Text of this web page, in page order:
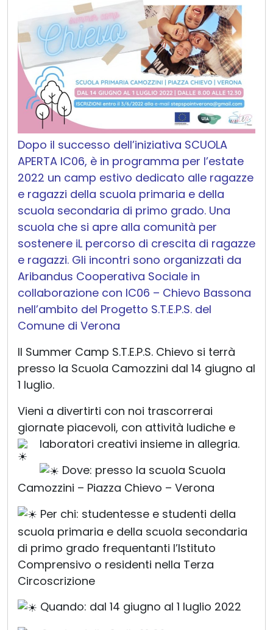
Dopo il successo dell’iniziativa SCUOLA
APERTA IC06, è in programma per l’estate
2022 un camp estivo dedicato alle ragazze
e ragazzi della scuola primaria e della
scuola secondaria di primo grado. Una
scuola che si apre alla comunità per
sostenere iL percorso di crescita di ragazze
e ragazzi. Gli incontri sono organizzati da
Aribandus Cooperativa Sociale in
collaborazione con IC06 – Chievo Bassona
nell’ambito del Progetto S.T.E.P.S. del
Comune di Verona
Il Summer Camp S.T.E.P.S. Chievo si terrà
presso la Scuola Camozzini dal 14 giugno al
1 luglio.
Vieni a divertirti con noi trascorrerai
giornate piacevoli, con attività ludiche e
laboratori creativi insieme in allegria.
Dove: presso la scuola Scuola
Camozzini – Piazza Chievo – Verona
Per chi: studentesse e studenti della
scuola primaria e della scuola secondaria
di primo grado frequentanti l’Istituto
Comprensivo o residenti nella Terza
Circoscrizione
Quando: dal 14 giugno al 1 luglio 2022